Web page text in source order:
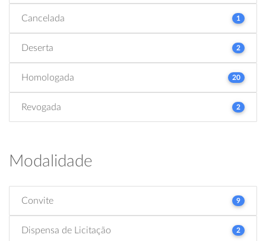
Cancelada 1
Deserta 2
Homologada 20
Revogada 2
Modalidade
Convite 9
Dispensa de Licitação 2